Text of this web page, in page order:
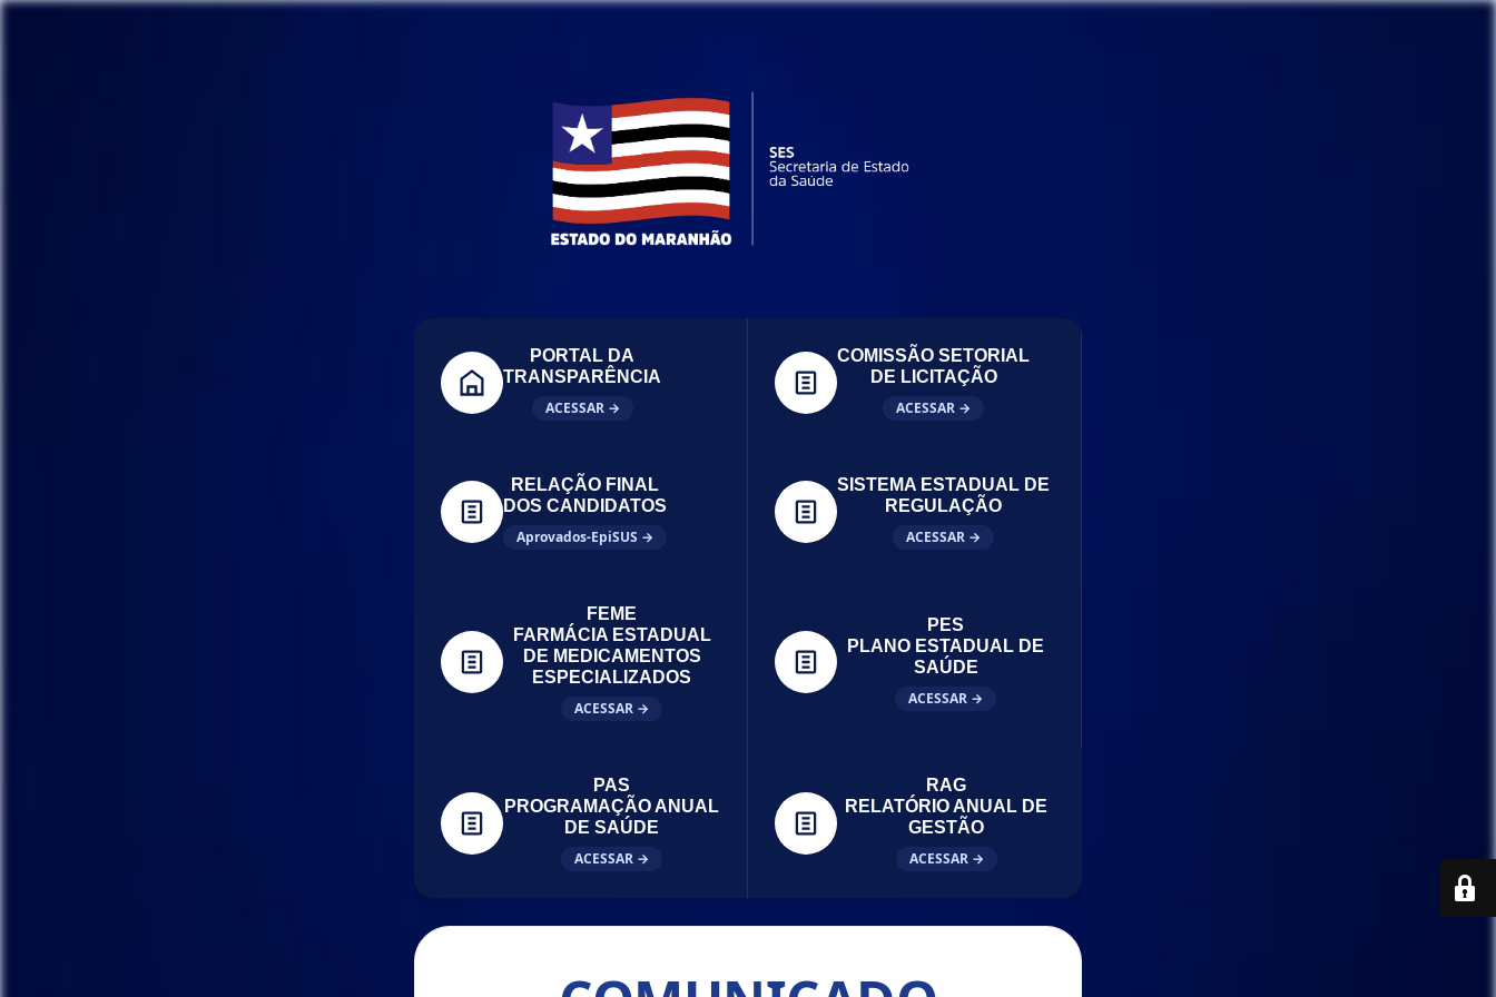
PORTAL DA
TRANSPARÊNCIA
ACESSAR →
COMISSÃO SETORIAL
DE LICITAÇÃO
ACESSAR →
RELAÇÃO FINAL
DOS CANDIDATOS
Aprovados-EpiSUS →
SISTEMA ESTADUAL DE
REGULAÇÃO
ACESSAR →
FEME
FARMÁCIA ESTADUAL
DE MEDICAMENTOS
ESPECIALIZADOS
ACESSAR →
PES
PLANO ESTADUAL DE
SAÚDE
ACESSAR →
PAS
PROGRAMAÇÃO ANUAL
DE SAÚDE
ACESSAR →
RAG
RELATÓRIO ANUAL DE
GESTÃO
ACESSAR →